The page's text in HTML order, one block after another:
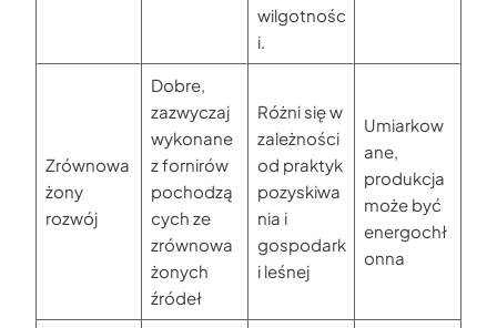
wilgotnośc
i.
Zrównowa
żony
rozwój
Dobre,
zazwyczaj
wykonane
z fornirów
pochodzą
cych ze
zrównowa
żonych
źródeł
Różni się w
zależności
od praktyk
pozyskiwa
nia i
gospodark
i leśnej
Umiarkow
ane,
produkcja
może być
energochł
onna